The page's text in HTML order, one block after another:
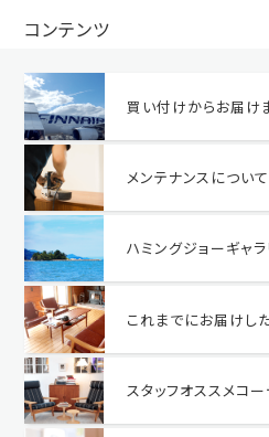
コンテンツ
買い付けからお届け
メンテナンスについて
ハミングジョーギャ
これまでにお届けし
スタッフオススメコー